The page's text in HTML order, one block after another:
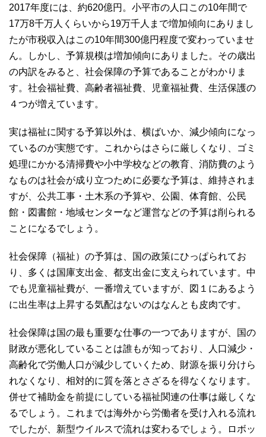
2017年度には、約620億円。小平市の人口この10年間で
17万8千万人くらいから19万千人まで増加傾向にありまし
たが市税収入はこの10年間300億円程度で変わっていませ
ん。しかし、予算規模は増加傾向にありました。その歳出
の内訳をみると、社会保障の予算であることがわかりま
す。社会福祉費、高齢者福祉費、児童福祉費、生活保護の
４つが増えています。
実は福祉に関する予算以外は、横ばいか、減少傾向になっ
ているのが実態です。これからはさらに厳しくなり、ゴミ
処理にかかる清掃費や小中学校などの教育、消防費のよう
なものは社会が成り立つために必要な予算は、維持されま
すが、公共工事・土木系の予算や、公園、体育館、公民
館・図書館・地域センターなど運営などの予算は削られる
ことになるでしょう。
社会保障（福祉）の予算は、国の政策にひっぱられてお
り、多くは国庫支出金、都支出金に支えられています。中
でも児童福祉費が、一番増えていますが、図１にあるよう
に出生率は上昇する気配はないのはなんとも皮肉です。
社会保障は国の最も重要な仕事の一つでありますが、国の
財政が悪化していることは誰もが知っており、人口減少・
高齢化で労働人口が減少していくため、財源を振り分けら
れなくなり、相対的に質を落とさざるを得なくなります。
併せて補助金を前提にしている福祉関連の仕事は厳しくな
るでしょう。これまでは海外から労働者を受け入れる流れ
でしたが、新型ウイルスで流れは変わるでしょう。ロボッ